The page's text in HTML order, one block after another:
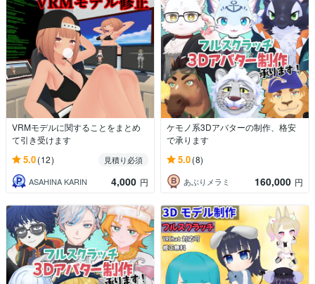
VRMモデルに関することをまとめ
て引き受けます
5.0(12)
見積り必須
ASAHINA KARIN
4,000 円
ケモノ系3Dアバターの制作、格安
で承ります
5.0(8)
あぶりメラミ 160,000 円